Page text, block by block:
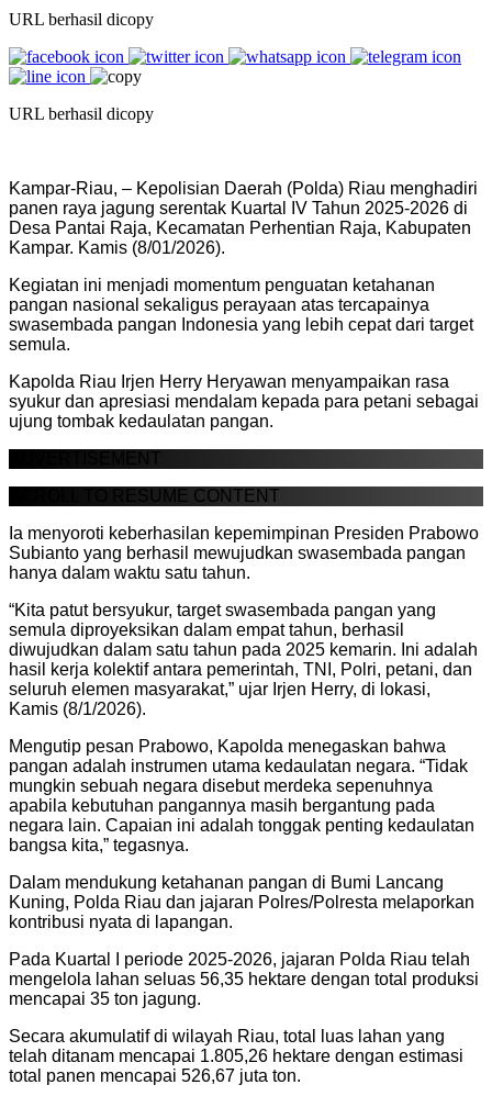
URL berhasil dicopy
URL berhasil dicopy
Kampar-Riau, – Kepolisian Daerah (Polda) Riau menghadiri
panen raya jagung serentak Kuartal IV Tahun 2025-2026 di
Desa Pantai Raja, Kecamatan Perhentian Raja, Kabupaten
Kampar. Kamis (8/01/2026).
Kegiatan ini menjadi momentum penguatan ketahanan
pangan nasional sekaligus perayaan atas tercapainya
swasembada pangan Indonesia yang lebih cepat dari target
semula.
Kapolda Riau Irjen Herry Heryawan menyampaikan rasa
syukur dan apresiasi mendalam kepada para petani sebagai
ujung tombak kedaulatan pangan.
ADVERTISEMENT
SCROLL TO RESUME CONTENT
Ia menyoroti keberhasilan kepemimpinan Presiden Prabowo
Subianto yang berhasil mewujudkan swasembada pangan
hanya dalam waktu satu tahun.
“Kita patut bersyukur, target swasembada pangan yang
semula diproyeksikan dalam empat tahun, berhasil
diwujudkan dalam satu tahun pada 2025 kemarin. Ini adalah
hasil kerja kolektif antara pemerintah, TNI, Polri, petani, dan
seluruh elemen masyarakat,” ujar Irjen Herry, di lokasi,
Kamis (8/1/2026).
Mengutip pesan Prabowo, Kapolda menegaskan bahwa
pangan adalah instrumen utama kedaulatan negara. “Tidak
mungkin sebuah negara disebut merdeka sepenuhnya
apabila kebutuhan pangannya masih bergantung pada
negara lain. Capaian ini adalah tonggak penting kedaulatan
bangsa kita,” tegasnya.
Dalam mendukung ketahanan pangan di Bumi Lancang
Kuning, Polda Riau dan jajaran Polres/Polresta melaporkan
kontribusi nyata di lapangan.
Pada Kuartal I periode 2025-2026, jajaran Polda Riau telah
mengelola lahan seluas 56,35 hektare dengan total produksi
mencapai 35 ton jagung.
Secara akumulatif di wilayah Riau, total luas lahan yang
telah ditanam mencapai 1.805,26 hektare dengan estimasi
total panen mencapai 526,67 juta ton.